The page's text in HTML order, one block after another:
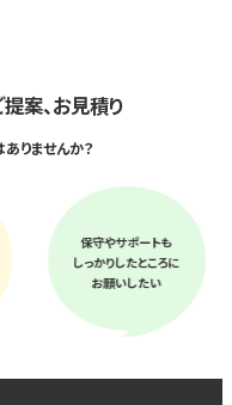
案、お見積り
りませんか？
守やサポートも
りしたところに
お願いしたい
リニュー